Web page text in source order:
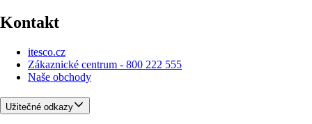
Kontakt
itesco.cz
Zákaznické centrum - 800 222 555
Naše obchody
Užitečné odkazy